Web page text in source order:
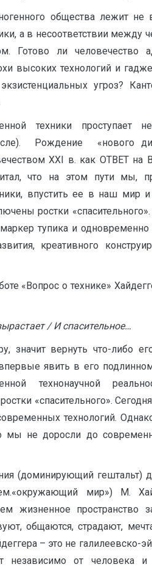
общества лежит не
а в несоответствии между
Готово ли человечество
высоких технологий и
угроз?
техники проступает
Рождение «нового
XXI в. как ОТВЕТ на
что на этом пути мы,
впустить ее в наш мир
ростки
тупика и
креативного
«Вопрос о технике»
/ И спасительное…
значит вернуть что-либо
явить в его
технонаучной
«спасительного».
технологий.
мы не доросли до
(доминирующий гештальт)
мир») М.
жизненное пространство
общаются, страдают,
– это не галилеевско-
независимо от человека и